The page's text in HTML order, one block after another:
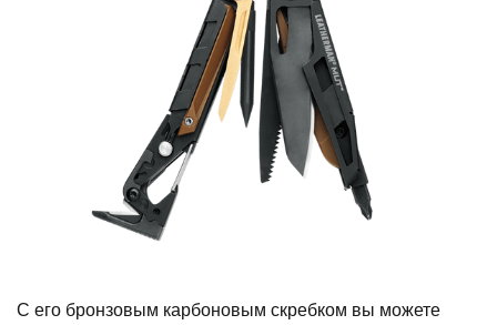
С его бронзовым карбоновым скребком вы можете